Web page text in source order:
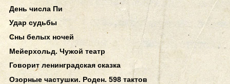
День числа Пи
Удар судьбы
Сны белых ночей
Мейерхольд. Чужой театр
Говорит ленинградская сказка
Озорные частушки. Роден. 598 тактов